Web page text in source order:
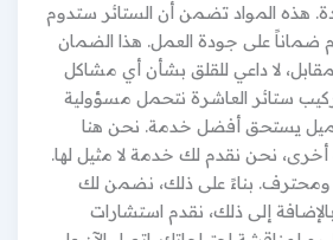
هذه المواد تضمن أن الستائر ستدوم
ضماناً على جودة العمل. هذا الضمان
لا داعي للقلق بشأن أي مشاكل
ستائر العاشرة نتحمل مسؤولية
يستحق أفضل خدمة. نحن هنا
أخرى، نحن نقدم لك خدمة لا مثيل لها.
بناءً على ذلك، نضمن لك
إلى ذلك، نقدم استشارات